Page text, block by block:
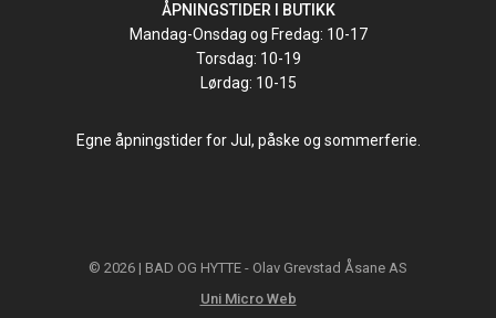
ÅPNINGSTIDER I BUTIKK
Mandag-Onsdag og Fredag: 10-17
Torsdag: 10-19
Lørdag: 10-15
Egne åpningstider for Jul, påske og sommerferie.
© 2026 | BAD OG HYTTE - Olav Grevstad Åsane AS
Uni Micro Web